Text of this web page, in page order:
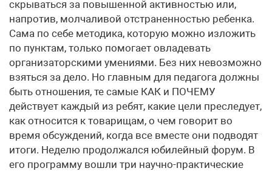
скрываться за повышенной активностью или,
напротив, молчаливой отстраненностью ребенка.
Сама по себе методика, которую можно изложить
по пунктам, только помогает овладевать
организаторскими умениями. Без них невозможно
взяться за дело. Но главным для педагога должны
быть отношения, те самые КАК и ПОЧЕМУ
действует каждый из ребят, какие цели преследует,
как относится к товарищам, о чем говорит во
время обсуждений, когда все вместе они подводят
итоги. Неделю продолжался юбилейный форум. В
его программу вошли три научно-практические